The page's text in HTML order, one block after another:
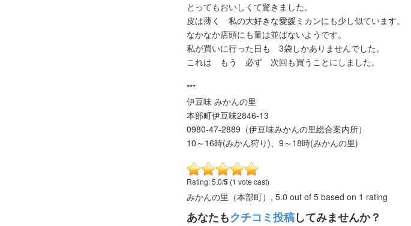
とってもおいしくて驚きました。
皮は薄く 私の大好きな愛媛ミカンにも少し似ています。
なかなか店頭にも量は並ばないようです。
私が買いに行った日も 3袋しかありませんでした。
これは もう 必ず 次回も買うことにしました。
***
伊豆味 みかんの里
本部町伊豆味2846-13
0980-47-2889（伊豆味みかんの里総合案内所）
10～16時(みかん狩り)、9～18時(みかんの里)
Rating: 5.0/5 (1 vote cast)
みかんの里（本部町） , 5.0 out of 5 based on 1 rating
あなたもクチコミ投稿してみませんか？